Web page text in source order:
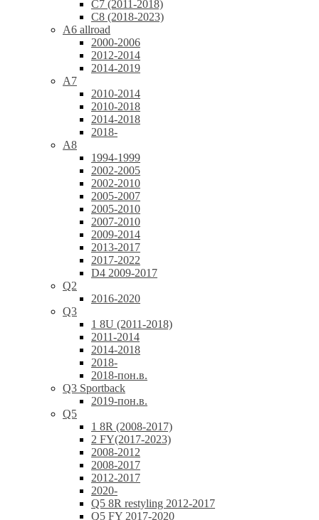
C7 (2011-2018)
C8 (2018-2023)
A6 allroad
2000-2006
2012-2014
2014-2019
A7
2010-2014
2010-2018
2014-2018
2018-
A8
1994-1999
2002-2005
2002-2010
2005-2007
2005-2010
2007-2010
2009-2014
2013-2017
2017-2022
D4 2009-2017
Q2
2016-2020
Q3
1 8U (2011-2018)
2011-2014
2014-2018
2018-
2018-пон.в.
Q3 Sportback
2019-пон.в.
Q5
1 8R (2008-2017)
2 FY(2017-2023)
2008-2012
2008-2017
2012-2017
2020-
Q5 8R restyling 2012-2017
Q5 FY 2017-2020